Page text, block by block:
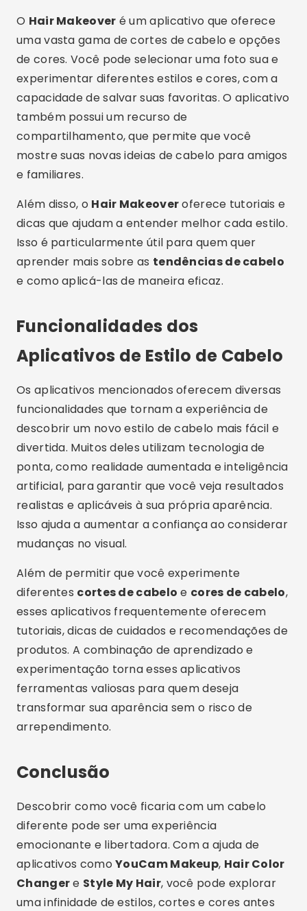
O Hair Makeover é um aplicativo que oferece
uma vasta gama de cortes de cabelo e opções
de cores. Você pode selecionar uma foto sua e
experimentar diferentes estilos e cores, com a
capacidade de salvar suas favoritas. O aplicativo
também possui um recurso de
compartilhamento, que permite que você
mostre suas novas ideias de cabelo para amigos
e familiares.
Além disso, o Hair Makeoveroferece tutoriais e
dicas que ajudam a entender melhor cada estilo.
Isso é particularmente útil para quem quer
aprender mais sobre as tendências de cabelo
e como aplicá-las de maneira eficaz.
Funcionalidades dos
Aplicativos de Estilo de Cabelo
Os aplicativos mencionados oferecem diversas
funcionalidades que tornam a experiência de
descobrir um novo estilo de cabelo mais fácil e
divertida. Muitos deles utilizam tecnologia de
ponta, como realidade aumentada e inteligência
artificial, para garantir que você veja resultados
realistas e aplicáveis à sua própria aparência.
Isso ajuda a aumentar a confiança ao considerar
mudanças no visual.
Além de permitir que você experimente
diferentes cortes de cabelo e cores de cabelo,
esses aplicativos frequentemente oferecem
tutoriais, dicas de cuidados e recomendações de
produtos. A combinação de aprendizado e
experimentação torna esses aplicativos
ferramentas valiosas para quem deseja
transformar sua aparência sem o risco de
arrependimento.
Conclusão
Descobrir como você ficaria com um cabelo
diferente pode ser uma experiência
emocionante e libertadora. Com a ajuda de
aplicativos comoYouCam Makeup, Hair Color
Changere Style My Hair, você pode explorar
uma infinidade de estilos, cortes e cores antes